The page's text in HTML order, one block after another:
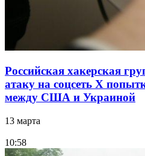
Российская хакерская
атаку на соцсеть Х
между США и Украиной
13 марта
10:58